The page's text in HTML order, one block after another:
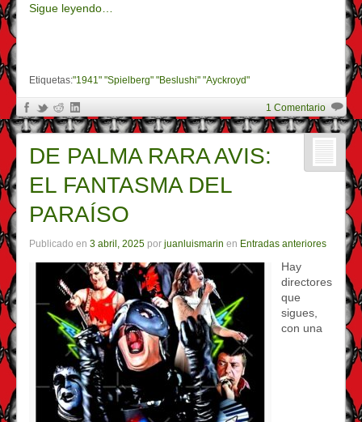
Sigue leyendo…
Etiquetas:"1941" "Spielberg" "Beslushi" "Ayckroyd"
1 Comentario
DE PALMA RARA AVIS:
EL FANTASMA DEL
PARAÍSO
Publicado en 3 abril, 2025 por juanluismarin en Entradas anteriores
Hay
directores
que
sigues,
con una